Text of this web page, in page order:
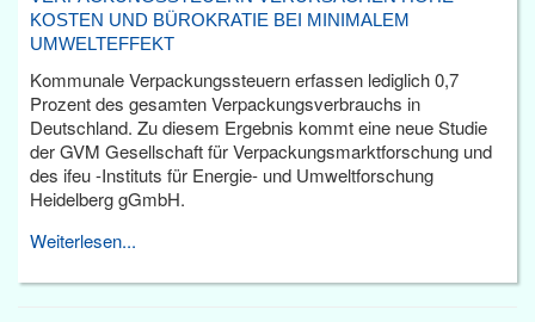
KOSTEN UND BÜROKRATIE BEI MINIMALEM
UMWELTEFFEKT
Kommunale Verpackungssteuern erfassen lediglich 0,7
Prozent des gesamten Verpackungsverbrauchs in
Deutschland. Zu diesem Ergebnis kommt eine neue Studie
der GVM Gesellschaft für Verpackungsmarktforschung und
des ifeu -Instituts für Energie- und Umweltforschung
Heidelberg gGmbH.
Weiterlesen...